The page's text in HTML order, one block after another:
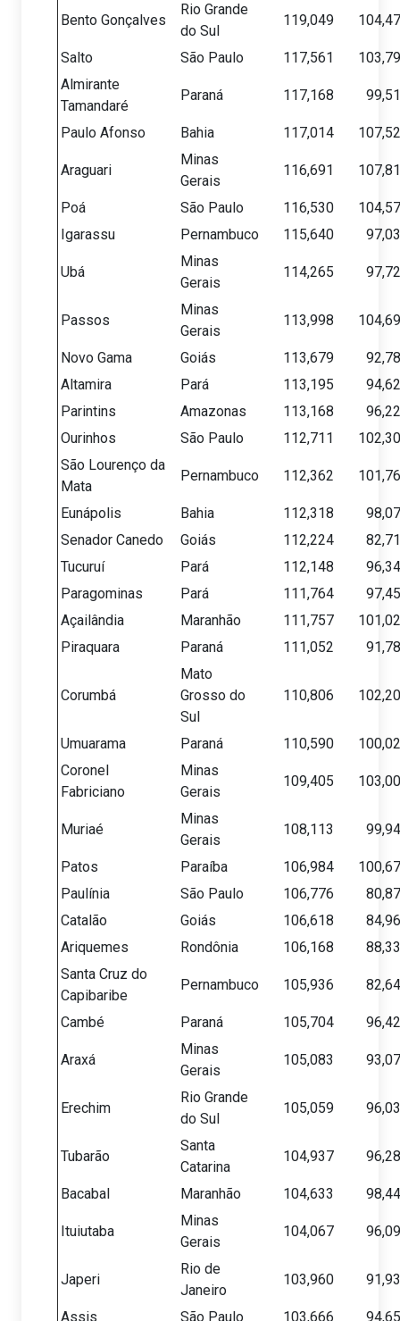
Bento Gonçalves
Rio Grande
do Sul
119,049
Salto São Paulo 117,561
Almirante
Tamandaré
Paraná 117,168
Paulo Afonso Bahia 117,014
Araguari
Minas
Gerais
116,691
Poá São Paulo 116,530
Igarassu
Pernambuco 115,640
Ubá
Minas
Gerais
114,265
Passos
Minas
Gerais
113,998
Novo Gama Goiás 113,679
Altamira
Pará 113,195
Parintins
Amazonas 113,168
Ourinhos
São Paulo 112,711
São Lourenço da
Mata
Pernambuco 112,362
Eunápolis Bahia 112,318
Senador Canedo
Goiás 112,224
Tucuruí
Pará 112,148
Paragominas
Pará 111,764
Açailândia
Maranhão 111,757
Piraquara
Paraná 111,052
Corumbá
Mato
Grosso do
Sul
110,806
Umuarama Paraná 110,590
Coronel
Fabriciano
Minas
Gerais
109,405
Muriaé
Minas
Gerais
108,113
Patos Paraíba 106,984
Paulínia
São Paulo 106,776
Catalão
Goiás 106,618
Ariquemes
Rondônia 106,168
Santa Cruz do
Capibaribe
Pernambuco 105,936
Cambé Paraná 105,704
Araxá
Minas
Gerais
105,083
Erechim
Rio Grande
do Sul
105,059
Tubarão
Santa
Catarina
104,937
Bacabal Maranhão 104,633
Ituiutaba
Minas
Gerais
104,067
Japeri
Rio de
Janeiro
103,960
Assis São Paulo 103,666